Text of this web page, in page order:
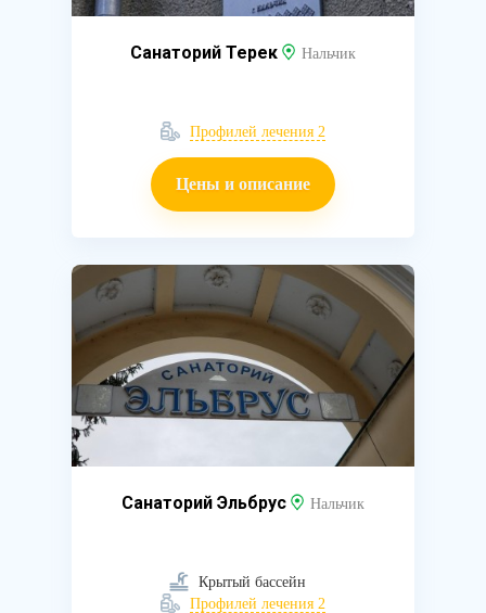
Санаторий Терек Нальчик
Профилей лечения 2
Цены и описание
Санаторий Эльбрус Нальчик
Крытый бассейн
Профилей лечения 2